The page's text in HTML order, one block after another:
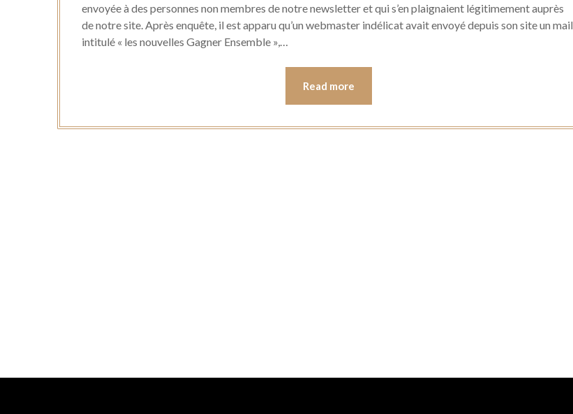
envoyée à des personnes non membres de notre newsletter et qui s’en plaignaient légitimement auprès
de notre site. Après enquête, il est apparu qu’un webmaster indélicat avait envoyé depuis son site un mail
intitulé « les nouvelles Gagner Ensemble »,…
Read more